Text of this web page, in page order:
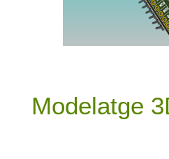
Modelatge